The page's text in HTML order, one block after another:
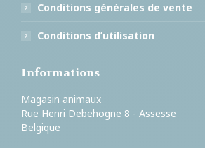
Conditions générales de vente
Conditions d’utilisation
Informations
Magasin animaux
Rue Henri Debehogne 8 - Assesse
Belgique